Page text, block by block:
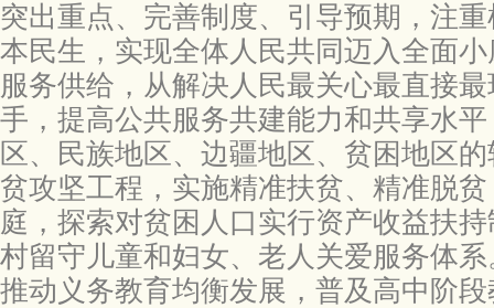
突出重点、完善制度、引导预期，注
本民生，实现全体人民共同迈入全面
服务供给，从解决人民最关心最直接
手，提高公共服务共建能力和共享水
区、民族地区、边疆地区、贫困地区
贫攻坚工程，实施精准扶贫、精准脱
庭，探索对贫困人口实行资产收益扶
村留守儿童和妇女、老人关爱服务体
推动义务教育均衡发展，普及高中阶